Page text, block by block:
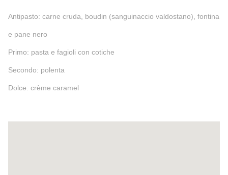
Antipasto: carne cruda, boudin (sanguinaccio valdostano), fontina
e pane nero
Primo: pasta e fagioli con cotiche
Secondo: polenta
Dolce: crème caramel